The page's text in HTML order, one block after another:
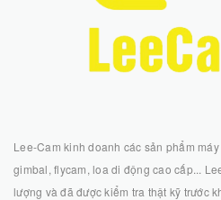
Lee-Cam kinh doanh các sản phẩm
gimbal, flycam, loa di động cao cấp...
lượng và đã được kiểm tra thật kỹ trước